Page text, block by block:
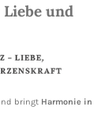
und
bringt Harmonie in